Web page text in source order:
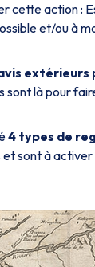
cette action :
et/ou à
sont là pour
4 types de
sont à activer